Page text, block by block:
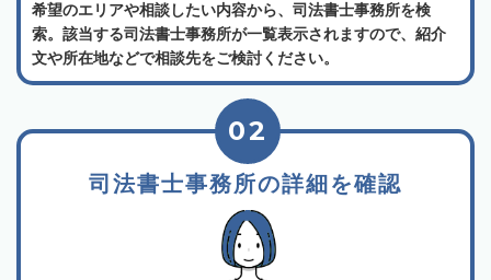
希望のエリアや相談したい内容から、司法書士事務所を検
索。該当する司法書士事務所が一覧表示されますので、紹介
文や所在地などで相談先をご検討ください。
司法書士事務所の詳細を確認
02